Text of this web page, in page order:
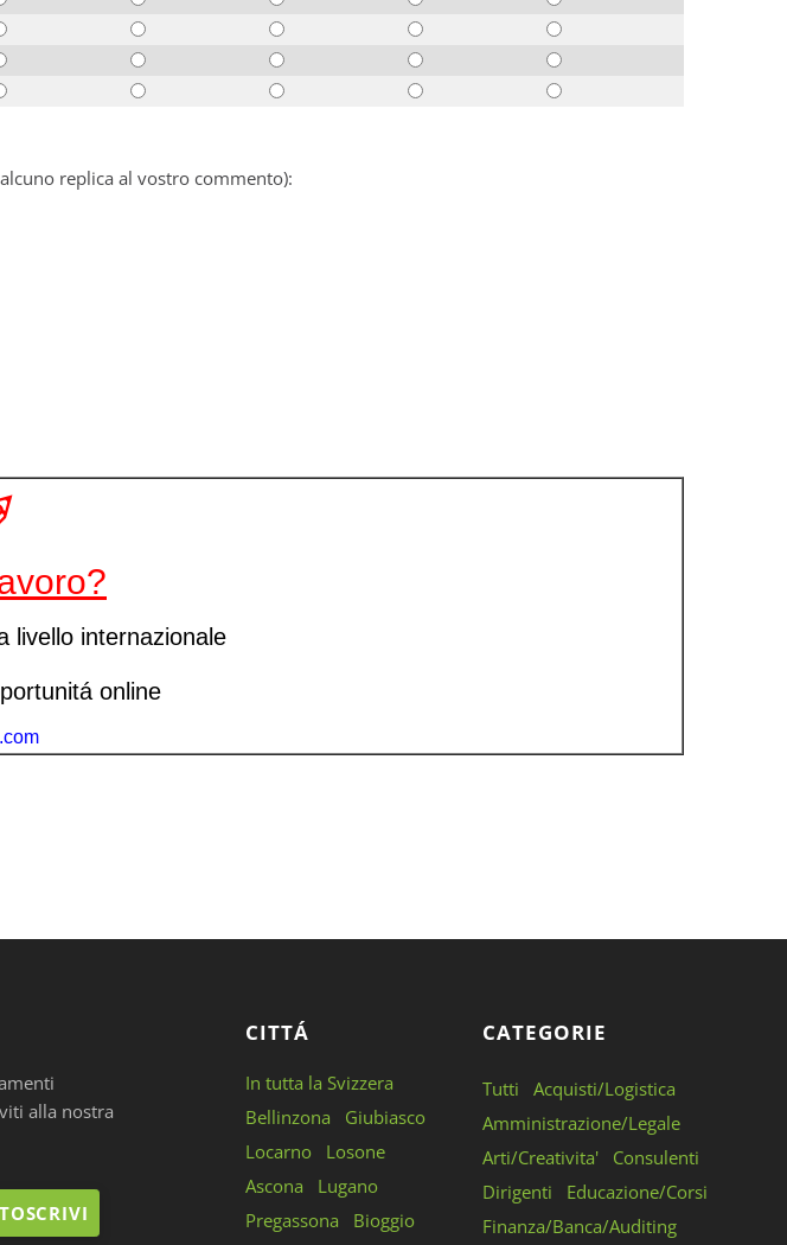
replica al vostro commento):
alla nostra
CITTÁ
In tutta la Svizzera
Bellinzona
Giubiasco
Locarno
Losone
Ascona
Lugano
Pregassona
Bioggio
CATEGORIE
Tutti
Acquisti/Logistica
Amministrazione/Legale
Arti/Creativita'
Consulenti
Dirigenti
Educazione/Corsi
Finanza/Banca/Auditing